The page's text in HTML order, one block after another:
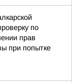
по
прав
при попытке